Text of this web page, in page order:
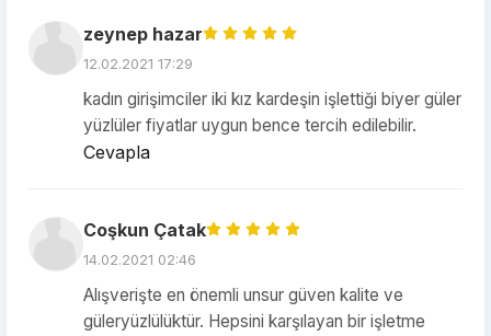
zeynep hazar
12.02.2021 17:29
kadın girişimciler iki kız kardeşin işlettiği biyer güler
yüzlüler fiyatlar uygun bence tercih edilebilir.
Cevapla
Coşkun Çatak
14.02.2021 02:46
Alışverişte en önemli unsur güven kalite ve
güleryüzlülüktür. Hepsini karşılayan bir işletme